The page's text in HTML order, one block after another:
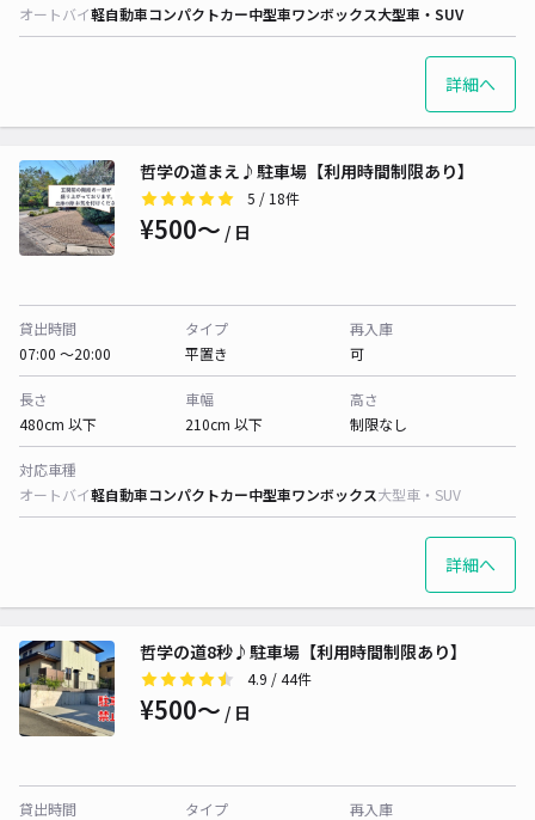
オートバイ軽自動車コンパクトカー中型車ワンボックス大型車・SUV
詳細へ
哲学の道まえ♪駐車場【利用時間制限あり】
5 / 18件
¥500〜 / 日
貸出時間
07:00 〜20:00
タイプ
平置き
再入庫
可
長さ
480cm 以下
車幅
210cm 以下
高さ
制限なし
対応車種
オートバイ軽自動車コンパクトカー中型車ワンボックス大型車・SUV
詳細へ
哲学の道8秒♪駐車場【利用時間制限あり】
4.9 / 44件
¥500〜 / 日
貸出時間
タイプ
再入庫